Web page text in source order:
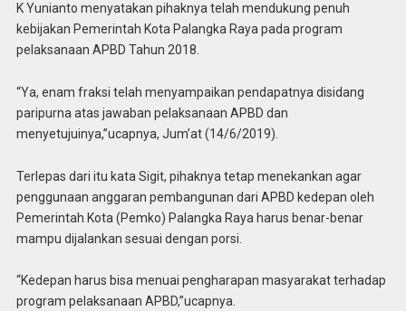
K Yunianto menyatakan pihaknya telah mendukung penuh
kebijakan Pemerintah Kota Palangka Raya pada program
pelaksanaan APBD Tahun 2018.
“Ya, enam fraksi telah menyampaikan pendapatnya disidang
paripurna atas jawaban pelaksanaan APBD dan
menyetujuinya,”ucapnya, Jum’at (14/6/2019).
Terlepas dari itu kata Sigit, pihaknya tetap menekankan agar
penggunaan anggaran pembangunan dari APBD kedepan oleh
Pemerintah Kota (Pemko) Palangka Raya harus benar-benar
mampu dijalankan sesuai dengan porsi.
“Kedepan harus bisa menuai pengharapan masyarakat terhadap
program pelaksanaan APBD,”ucapnya.